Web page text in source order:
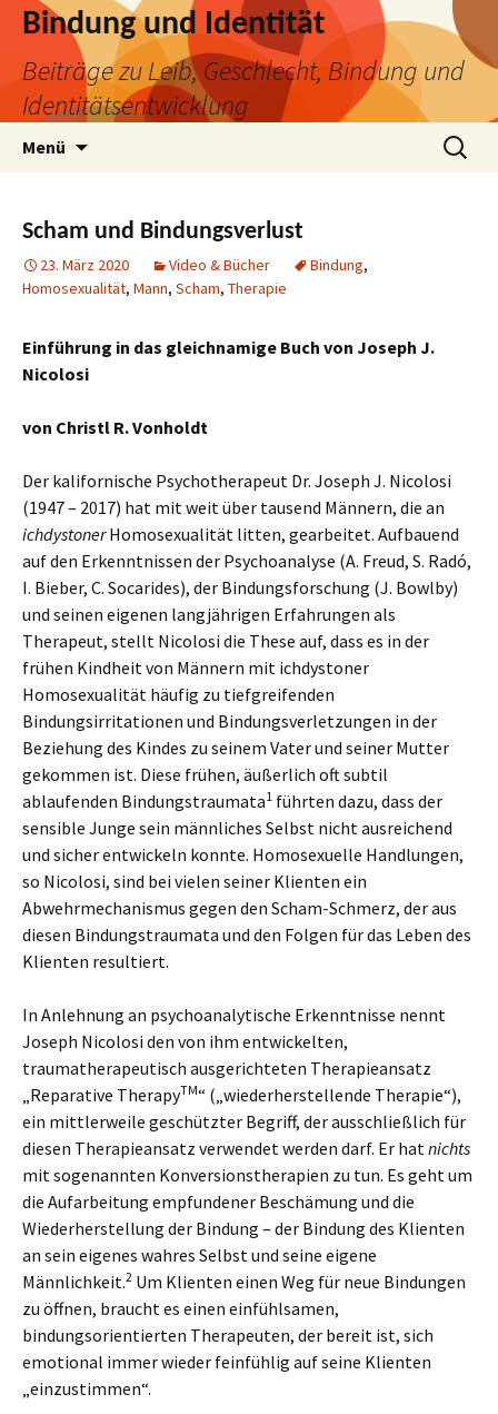
Bindung und Identität
Beiträge zu Leib, Geschlecht, Bindung und
Identitätsentwicklung
Menü
Suchen
nach:
Scham und Bindungsverlust
23. März 2020 Video & Bücher Bindung,
Homosexualität, Mann, Scham, Therapie
Einführung in das gleichnamige Buch von Joseph J.
Nicolosi
von Christl R. Vonholdt
Der kalifornische Psychotherapeut Dr. Joseph J. Nicolosi
(1947 – 2017) hat mit weit über tausend Männern, die an
ichdystonerHomosexualität litten, gearbeitet. Aufbauend
auf den Erkenntnissen der Psychoanalyse (A. Freud, S. Radó,
I. Bieber, C. Socarides), der Bindungsforschung (J. Bowlby)
und seinen eigenen langjährigen Erfahrungen als
Therapeut, stellt Nicolosi die These auf, dass es in der
frühen Kindheit von Männern mit ichdystoner
Homosexualität häufig zu tiefgreifenden
Bindungsirritationen und Bindungsverletzungen in der
Beziehung des Kindes zu seinem Vater und seiner Mutter
gekommen ist. Diese frühen, äußerlich oft subtil
ablaufenden Bindungstraumata1 führten dazu, dass der
sensible Junge sein männliches Selbst nicht ausreichend
und sicher entwickeln konnte. Homosexuelle Handlungen,
so Nicolosi, sind bei vielen seiner Klienten ein
Abwehrmechanismus gegen den Scham-Schmerz, der aus
diesen Bindungstraumata und den Folgen für das Leben des
Klienten resultiert.
In Anlehnung an psychoanalytische Erkenntnisse nennt
Joseph Nicolosi den von ihm entwickelten,
traumatherapeutisch ausgerichteten Therapieansatz
„Reparative TherapyTM“ („wiederherstellende Therapie“),
ein mittlerweile geschützter Begriff, der ausschließlich für
diesen Therapieansatz verwendet werden darf. Er hatnichts
mit sogenannten Konversionstherapien zu tun. Es geht um
die Aufarbeitung empfundener Beschämung und die
Wiederherstellung der Bindung – der Bindung des Klienten
an sein eigenes wahres Selbst und seine eigene
Männlichkeit.2 Um Klienten einen Weg für neue Bindungen
zu öffnen, braucht es einen einfühlsamen,
bindungsorientierten Therapeuten, der bereit ist, sich
emotional immer wieder feinfühlig auf seine Klienten
„einzustimmen“.